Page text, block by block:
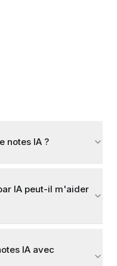
notes IA ?
IA peut-il m'aider
IA avec